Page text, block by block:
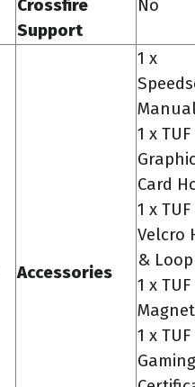
Crossfire
Support
No
Accessories
1 x
1 x TUF
Card
1 x TUF
Velcro
& Loop
1 x TUF
Magnet
1 x TUF
Gaming